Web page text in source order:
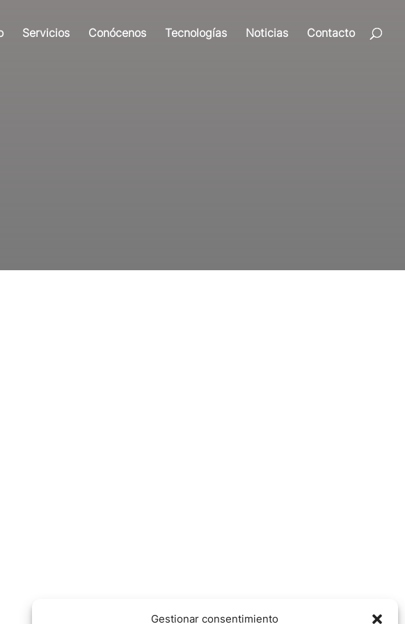
Gestionar consentimiento
Servicios Conócenos Tecnologías Noticias Contacto